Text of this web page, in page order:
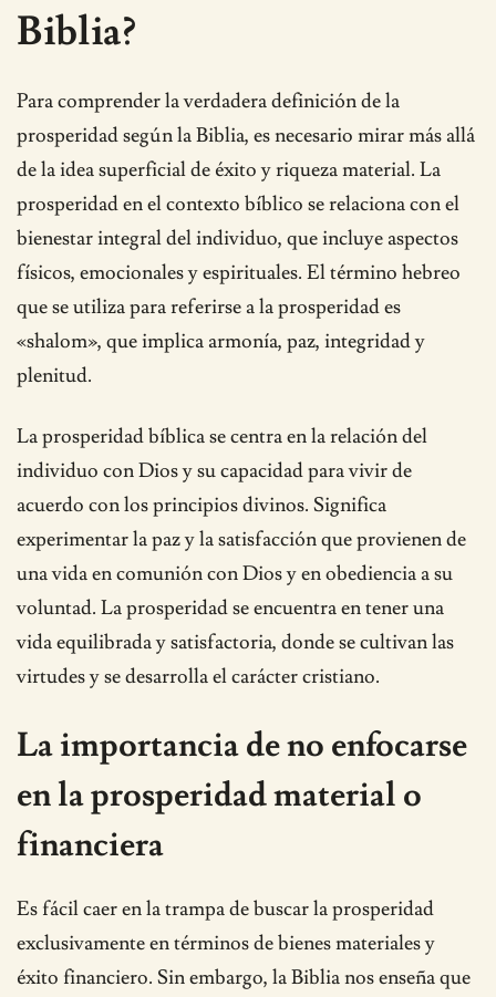
Biblia?
Para comprender la verdadera definición de la
prosperidad según la Biblia, es necesario mirar más allá
de la idea superficial de éxito y riqueza material. La
prosperidad en el contexto bíblico se relaciona con el
bienestar integral del individuo, que incluye aspectos
físicos, emocionales y espirituales. El término hebreo
que se utiliza para referirse a la prosperidad es
«shalom», que implica armonía, paz, integridad y
plenitud.
La prosperidad bíblica se centra en la relación del
individuo con Dios y su capacidad para vivir de
acuerdo con los principios divinos. Significa
experimentar la paz y la satisfacción que provienen de
una vida en comunión con Dios y en obediencia a su
voluntad. La prosperidad se encuentra en tener una
vida equilibrada y satisfactoria, donde se cultivan las
virtudes y se desarrolla el carácter cristiano.
La importancia de no enfocarse
en la prosperidad material o
financiera
Es fácil caer en la trampa de buscar la prosperidad
exclusivamente en términos de bienes materiales y
éxito financiero. Sin embargo, la Biblia nos enseña que